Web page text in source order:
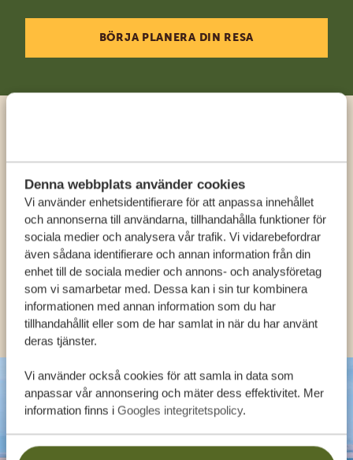
Denna webbplats använder cookies
Vi använder enhetsidentifierare för att anpassa innehållet
och annonserna till användarna, tillhandahålla funktioner för
sociala medier och analysera vår trafik. Vi vidarebefordrar
även sådana identifierare och annan information från din
enhet till de sociala medier och annons- och analysföretag
som vi samarbetar med. Dessa kan i sin tur kombinera
informationen med annan information som du har
tillhandahållit eller som de har samlat in när du har använt
deras tjänster.
Vi använder också cookies för att samla in data som
anpassar vår annonsering och mäter dess effektivitet. Mer
information finns i Googles integritetspolicy.
BÖRJA PLANERA DIN RESA
FÅ PERSONLIG RÅDGIVNING FRÅN VÅRA
EXPERTER
SV:+31 174 788 108
KONTAKT